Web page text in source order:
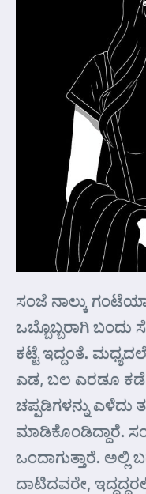
ಸಂಜೆ ನಾಲ್ಕು
ಒಬ್ಬೊಬ್ಬರಾಗಿ ಬಂದು
ಕಟ್ಟೆ ಇದ್ದಂತೆ.
ಎಡ, ಬಲ ಎರಡೂ ಕಡೆ
ಚಪ್ಪಡಿಗಳನ್ನು ಎಳೆದು
ಮಾಡಿಕೊಂಡಿದ್ದಾರೆ.
ಒಂದಾಗುತ್ತಾರೆ. ಅಲ್ಲಿ
ದಾಟಿದವರೇ,